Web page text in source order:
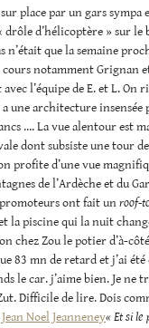
place par un gars sympa
drôle d’hélicoptère » sur
n’était que la semaine
cours notamment Grignan
l’équipe de E. et L. On
une architecture insensée
…. La vue alentour est
dont subsiste une tour
profite d’une vue
de l’Ardèche et du
ont fait unroof-
la piscine qui la nuit
chez Zou le potier d’à-
83 mn de retard et j’ai été
le car. j’aime bien. Je ne
Difficile de lire. Dois
Jean Noel Jeanneney« Et si le